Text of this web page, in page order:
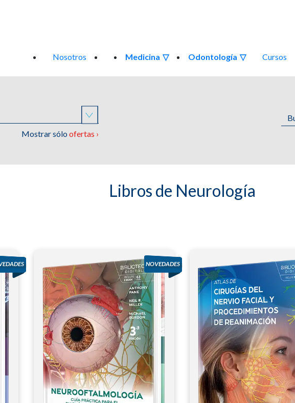
Nosotros Medicina Odontología Cursos
Mostrar sólo ofertas ›
Libros de Neurología